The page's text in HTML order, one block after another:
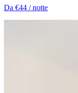
Da €44 / notte